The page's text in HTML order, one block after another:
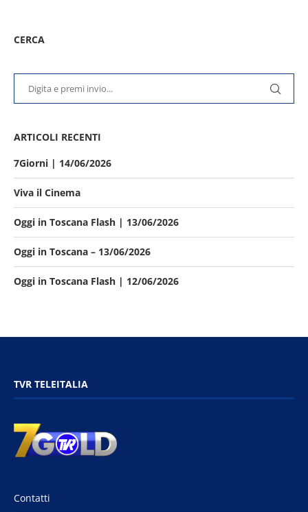
CERCA
ARTICOLI RECENTI
7Giorni | 14/06/2026
Viva il Cinema
Oggi in Toscana Flash | 13/06/2026
Oggi in Toscana – 13/06/2026
Oggi in Toscana Flash | 12/06/2026
TVR TELEITALIA
Contatti